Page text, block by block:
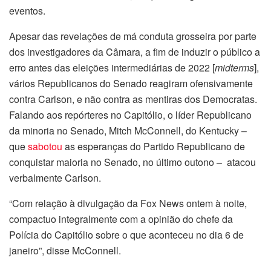
eventos.
Apesar das revelações de má conduta grosseira por parte
dos investigadores da Câmara, a fim de induzir o público a
erro antes das eleições intermediárias de 2022 [midterms],
vários Republicanos do Senado reagiram ofensivamente
contra Carlson, e não contra as mentiras dos Democratas.
Falando aos repórteres no Capitólio, o líder Republicano
da minoria no Senado, Mitch McConnell, do Kentucky –
quesabotou as esperanças do Partido Republicano de
conquistar maioria no Senado, no último outono – atacou
verbalmente Carlson.
“Com relação à divulgação da Fox News ontem à noite,
compactuo integralmente com a opinião do chefe da
Polícia do Capitólio sobre o que aconteceu no dia 6 de
janeiro”, disse McConnell.